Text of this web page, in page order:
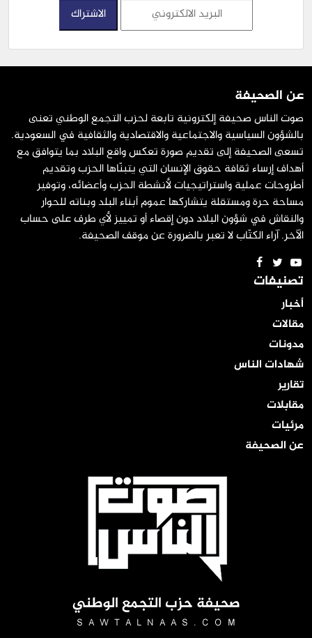
عن الصحيفة
صوت الناس صحيفة إلكترونية تابعة لحزب التجمع الوطني تعنى
بالشؤون السياسية والاجتماعية والاقتصادية والثقافية في السعودية.
تسعى الصحيفة إلى تقديم صورة تعكس واقع البلاد بما يتوافق مع
أهداف إرساء ثقافة حقوق الإنسان التي يتبنّاها الحزب وتقديم
أطروحات عملية واستراتيجيات لأنشطة الحزب وأعضائه، وتوفير
مساحة حرة ومستقلة يتشاركها عموم أبناء البلد وبناته للحوار
والنقاش في شؤون البلاد دون إقصاء أو تمييز لأي طرف على حساب
الآخر. آراء الكتّاب لا تعبر بالضرورة عن موقف الصحيفة.
تصنيفات
أخبار
مقالات
مدونات
شهادات الناس
تقارير
مقابلات
مرئيات
عن الصحيفة